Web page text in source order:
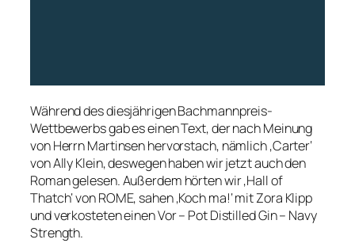
Während des diesjährigen Bachmannpreis-
Wettbewerbs gab es einen Text, der nach Meinung
von Herrn Martinsen hervorstach, nämlich ‚Carter‘
von Ally Klein, deswegen haben wir jetzt auch den
Roman gelesen. Außerdem hörten wir ‚Hall of
Thatch‘ von ROME, sahen ‚Koch ma!‘ mit Zora Klipp
und verkosteten einen Vor – Pot Distilled Gin – Navy
Strength.